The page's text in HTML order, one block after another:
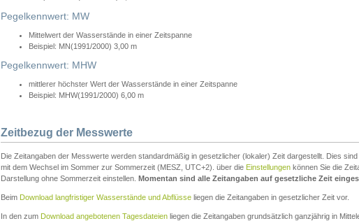
Pegelkennwert: MW
Mittelwert der Wasserstände in einer Zeitspanne
Beispiel: MN(1991/2000) 3,00 m
Pegelkennwert: MHW
mittlerer höchster Wert der Wasserstände in einer Zeitspanne
Beispiel: MHW(1991/2000) 6,00 m
Zeitbezug der Messwerte
Die Zeitangaben der Messwerte werden standardmäßig in gesetzlicher (lokaler) Zeit dargestellt. Dies
mit dem Wechsel im Sommer zur Sommerzeit (MESZ, UTC+2). über die Einstellungen können Sie die
Darstellung ohne Sommerzeit einstellen. Momentan sind alle Zeitangaben auf gesetzliche Zeit
Beim Download langfristiger Wasserstände und Abflüsse liegen die Zeitangaben in gesetzlicher Zeit vor.
In den zum Download angebotenen Tagesdateien liegen die Zeitangaben grundsätzlich ganzjährig in